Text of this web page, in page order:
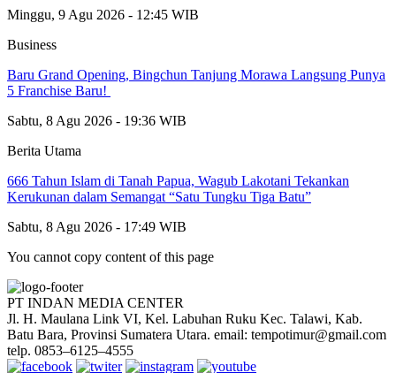
Minggu, 9 Agu 2026 - 12:45 WIB
Business
‎Baru Grand Opening, Bingchun Tanjung Morawa Langsung Punya
5 Franchise Baru! ‎
Sabtu, 8 Agu 2026 - 19:36 WIB
Berita Utama
666 Tahun Islam di Tanah Papua, Wagub Lakotani Tekankan
Kerukunan dalam Semangat “Satu Tungku Tiga Batu”
Sabtu, 8 Agu 2026 - 17:49 WIB
You cannot copy content of this page
PT INDAN MEDIA CENTER
Jl. H. Maulana Link VI, Kel. Labuhan Ruku Kec. Talawi, Kab.
Batu Bara, Provinsi Sumatera Utara. email: tempotimur@gmail.com
telp. 0853–6125–4555